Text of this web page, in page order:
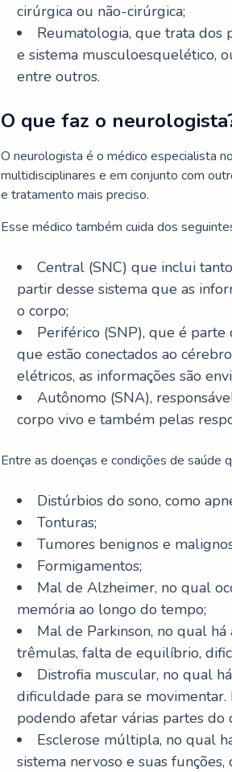
cirúrgica ou não-cirúrgica;
Reumatologia, que trata dos
e sistema musculoesquelético,
entre outros.
O que faz o
O neurologista é o médico especialista
multidisciplinares e em conjunto com
e tratamento mais preciso.
Esse médico também cuida dos
Central (SNC) que inclui
partir desse sistema que as
o corpo;
Periférico (SNP), que é
que estão conectados ao
elétricos, as informações são
Autônomo (SNA),
corpo vivo e também pelas
Entre as doenças e condições de
Distúrbios do sono, como
Tonturas;
Tumores benignos e
Formigamentos;
Mal de Alzheimer, no qual
memória ao longo do tempo;
Mal de Parkinson, no qual
trêmulas, falta de equilíbrio,
Distrofia muscular, no qual
dificuldade para se
podendo afetar várias partes do
Esclerose múltipla, no qual
sistema nervoso e suas